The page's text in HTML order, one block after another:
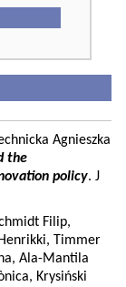
Agnieszka
the
policy. J
Filip,
Timmer
Ala-Mantila
Krysiński